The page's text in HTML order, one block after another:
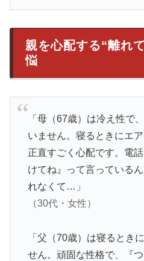
親を心配する“離れ
悩
「母（67歳）は冷え性で
いません。寝るときにエ
正直すごく心配です。電
けてね』って言っている
れなくて…」
（30代・女性）
「父（70歳）は寝るとき
せん。頑固な性格で、『